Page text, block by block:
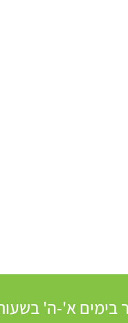
08:00-16:00